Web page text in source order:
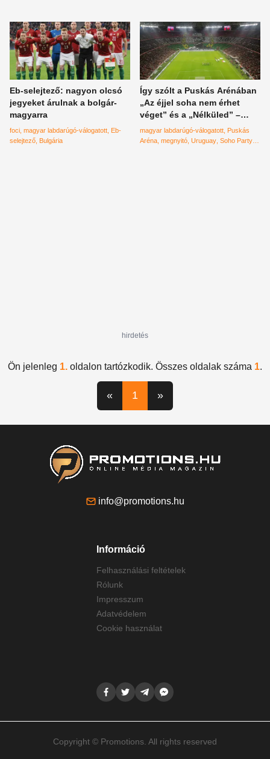
Eb-selejtező: nagyon olcsó
jegyeket árulnak a bolgár-
magyarra
foci magyar labdarúgó-válogatott Eb-
selejtező Bulgária
Így szólt a Puskás Arénában
„Az éjjel soha nem érhet
véget” és a „Nélküled” –
magyar labdarúgó-válogatott Puskás
Aréna megnyitó Uruguay Soho Party
hirdetés
Ön jelenleg 1. oldalon tartózkodik. Összes oldalak száma 1.
« 1 »
info@promotions.hu
Információ
Felhasználási feltételek
Rólunk
Impresszum
Adatvédelem
Cookie használat
Copyright © Promotions. All rights reserved